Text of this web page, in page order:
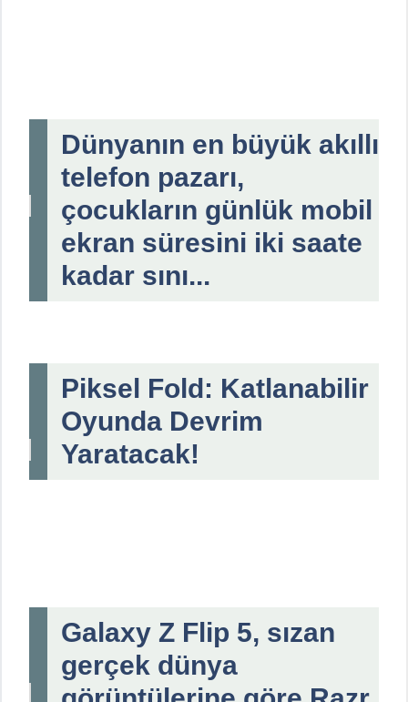
Dünyanın en büyük akıllı
telefon pazarı,
çocukların günlük mobil
ekran süresini iki saate
kadar sını...
Piksel Fold: Katlanabilir
Oyunda Devrim
Yaratacak!
Galaxy Z Flip 5, sızan
gerçek dünya